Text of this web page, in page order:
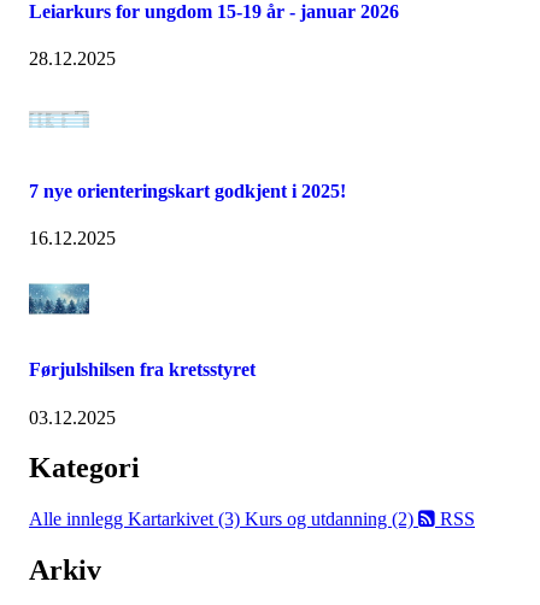
Leiarkurs for ungdom 15-19 år - januar 2026
28.12.2025
7 nye orienteringskart godkjent i 2025!
16.12.2025
Førjulshilsen fra kretsstyret
03.12.2025
Kategori
Alle innlegg Kartarkivet (3) Kurs og utdanning (2) RSS
Arkiv